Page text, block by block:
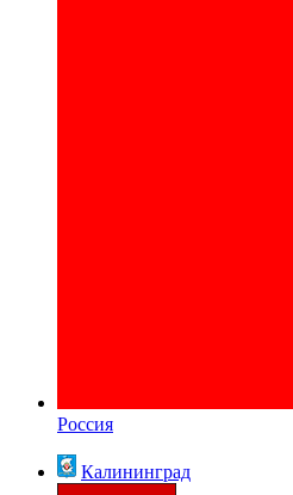
Россия
Калининград